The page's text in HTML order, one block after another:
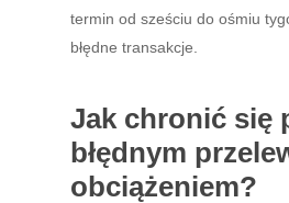
termin od sześciu do ośmiu
błędne transakcje.
Jak chronić się
błędnym
obciążeniem?